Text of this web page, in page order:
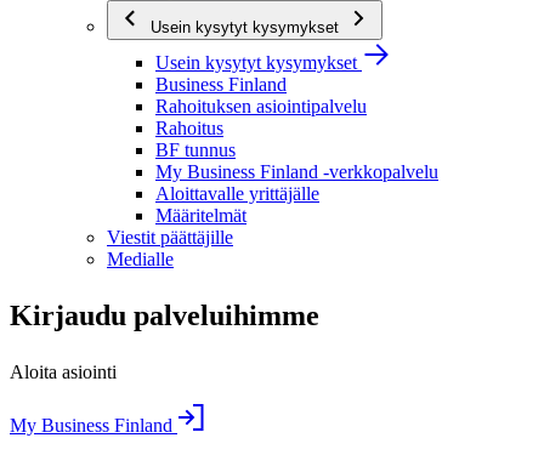
Usein kysytyt kysymykset
Usein kysytyt kysymykset
Business Finland
Rahoituksen asiointipalvelu
Rahoitus
BF tunnus
My Business Finland -verkkopalvelu
Aloittavalle yrittäjälle
Määritelmät
Viestit päättäjille
Medialle
Kirjaudu palveluihimme
Aloita asiointi
My Business Finland